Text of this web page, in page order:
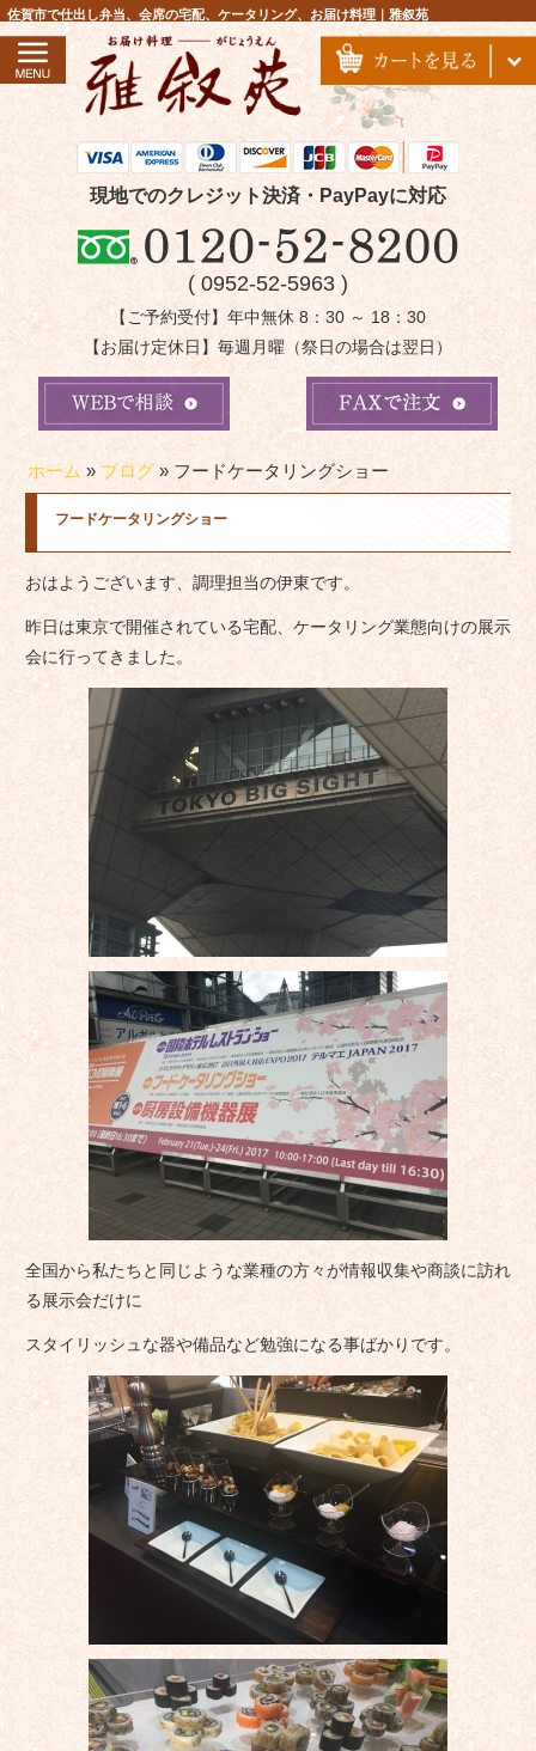
コ
ン
ツ
へ
ス
キ
プ
佐賀市で仕出し弁当、会席の宅配、ケータリング、お届け料理｜雅叙苑
現地でのクレジット決済・PayPayに対応
( 0952-52-5963 )
【ご予約受付】年中無休 8：30 ～ 18：30
【お届け定休日】毎週月曜（祭日の場合は翌日）
ホーム» ブログ» フードケータリングショー
フードケータリングショー
おはようございます、調理担当の伊東です。
昨日は東京で開催されている宅配、ケータリング業態向けの展示
会に行ってきました。
全国から私たちと同じような業種の方々が情報収集や商談に訪れ
る展示会だけに
スタイリッシュな器や備品など勉強になる事ばかりです。